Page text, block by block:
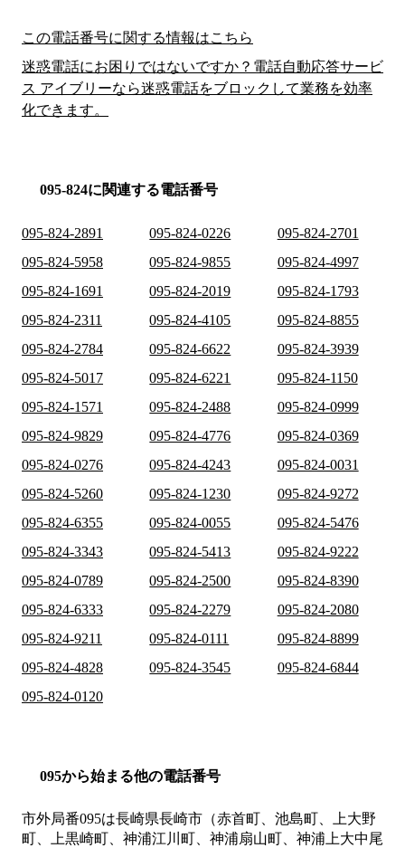
この電話番号に関する情報はこちら
迷惑電話にお困りではないですか？電話自動応答サービ
ス アイブリーなら迷惑電話をブロックして業務を効率
化できます。
095-824に関連する電話番号
095-824-2891 095-824-0226
095-824-2701
095-824-5958
095-824-9855
095-824-4997
095-824-1691
095-824-2019
095-824-1793
095-824-2311
095-824-4105
095-824-8855
095-824-2784
095-824-6622
095-824-3939
095-824-5017
095-824-6221
095-824-1150
095-824-1571
095-824-2488
095-824-0999
095-824-9829
095-824-4776
095-824-0369
095-824-0276
095-824-4243
095-824-0031
095-824-5260
095-824-1230
095-824-9272
095-824-6355
095-824-0055
095-824-5476
095-824-3343
095-824-5413
095-824-9222
095-824-0789
095-824-2500
095-824-8390
095-824-6333
095-824-2279
095-824-2080
095-824-9211
095-824-0111
095-824-8899
095-824-4828
095-824-3545
095-824-6844
095-824-0120
095から始まる他の電話番号
市外局番095は長崎県長崎市（赤首町、池島町、上大野
町、上黒崎町、神浦江川町、神浦扇山町、神浦上大中尾